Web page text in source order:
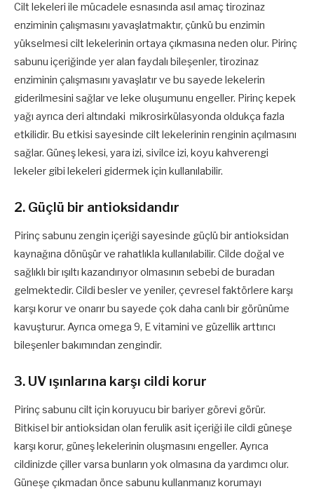
Cilt lekeleri ile mücadele esnasında asıl amaç tirozinaz
enziminin çalışmasını yavaşlatmaktır, çünkü bu enzimin
yükselmesi cilt lekelerinin ortaya çıkmasına neden olur. Pirinç
sabunu içeriğinde yer alan faydalı bileşenler, tirozinaz
enziminin çalışmasını yavaşlatır ve bu sayede lekelerin
giderilmesini sağlar ve leke oluşumunu engeller. Pirinç kepek
yağı ayrıca deri altındaki mikrosirkülasyonda oldukça fazla
etkilidir. Bu etkisi sayesinde cilt lekelerinin renginin açılmasını
sağlar. Güneş lekesi, yara izi, sivilce izi, koyu kahverengi
lekeler gibi lekeleri gidermek için kullanılabilir.
2. Güçlü bir antioksidandır
Pirinç sabunu zengin içeriği sayesinde güçlü bir antioksidan
kaynağına dönüşür ve rahatlıkla kullanılabilir. Cilde doğal ve
sağlıklı bir ışıltı kazandırıyor olmasının sebebi de buradan
gelmektedir. Cildi besler ve yeniler, çevresel faktörlere karşı
karşı korur ve onarır bu sayede çok daha canlı bir görünüme
kavuşturur. Ayrıca omega 9, E vitamini ve güzellik arttırıcı
bileşenler bakımından zengindir.
3. UV ışınlarına karşı cildi korur
Pirinç sabunu cilt için koruyucu bir bariyer görevi görür.
Bitkisel bir antioksidan olan ferulik asit içeriği ile cildi güneşe
karşı korur, güneş lekelerinin oluşmasını engeller. Ayrıca
cildinizde çiller varsa bunların yok olmasına da yardımcı olur.
Güneşe çıkmadan önce sabunu kullanmanız korumayı